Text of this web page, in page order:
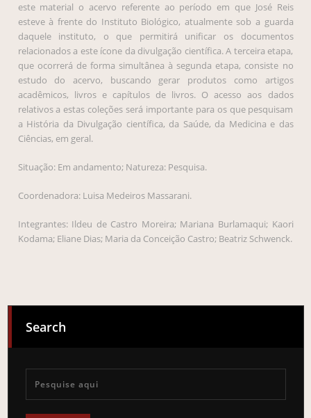
este material o acervo referente ao período em que José Reis
esteve à frente do Instituto Biológico, atualmente sob a guarda
daquele instituto, o que permitirá unificar os documentos
relacionados a este ícone da divulgação científica. A terceira etapa,
que ocorrerá de forma simultânea à segunda etapa, consiste no
estudo do acervo, buscando gerar produtos como artigos
acadêmicos, livros e capítulos de livros. O acesso aos dados
relativos a estas coleções será importante para os que pesquisam
a História da Divulgação científica, da Saúde, da Medicina e das
Ciências, em geral.
Situação: Em andamento; Natureza: Pesquisa.
Coordenadora: Luisa Medeiros Massarani.
Integrantes: Ildeu de Castro Moreira; Mariana Burlamaqui; Kaori
Kodama; Eliane Dias; Maria da Conceição Castro; Beatriz Schwenck.
Search